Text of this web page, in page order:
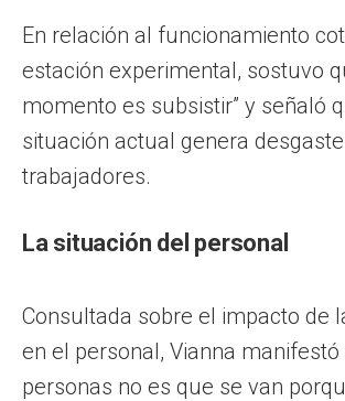
En relación al funcionamiento
estación experimental, sostuvo
momento es subsistir” y señaló
situación actual genera
trabajadores.
La situación del personal
Consultada sobre el impacto de
en el personal, Vianna manifestó
personas no es que se van